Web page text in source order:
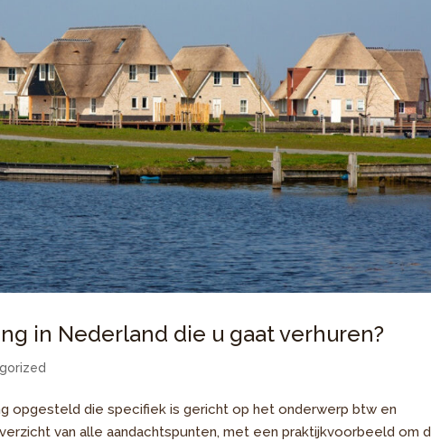
in Nederland die u gaat verhuren?
opgesteld die specifiek is gericht op het onderwerp btw en
van alle aandachtspunten, met een praktijkvoorbeeld om